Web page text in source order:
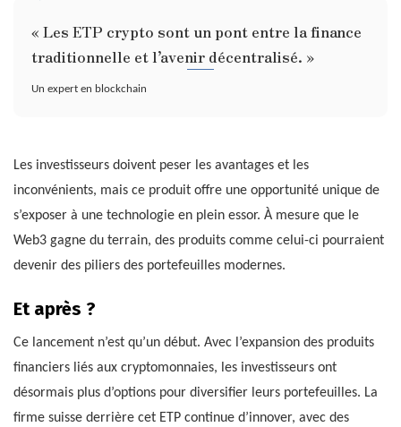
« Les ETP crypto sont un pont entre la finance
traditionnelle et l’avenir décentralisé. »
Un expert en blockchain
Les investisseurs doivent peser les avantages et les
inconvénients, mais ce produit offre une opportunité unique de
s’exposer à une technologie en plein essor. À mesure que le
Web3 gagne du terrain, des produits comme celui-ci pourraient
devenir des piliers des portefeuilles modernes.
Et après ?
Ce lancement n’est qu’un début. Avec l’expansion des produits
financiers liés aux cryptomonnaies, les investisseurs ont
désormais plus d’options pour diversifier leurs portefeuilles. La
firme suisse derrière cet ETP continue d’innover, avec des